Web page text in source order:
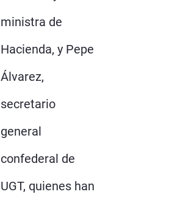
ministra de
Hacienda, y Pepe
Álvarez,
secretario
general
confederal de
UGT, quienes han